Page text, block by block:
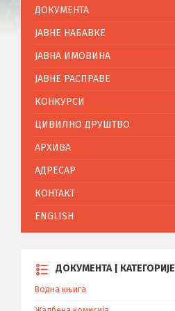
ДОКУМЕНТА
ЈАВНЕ НАБАВКЕ
ЈАВНА ИМОВИНА
ЈАВНЕ РАСПРАВЕ
КОНКУРСИ
ЦИВИЛНО ДРУШТВО
АРХИВА
АДРЕСАР
КОНТАКТ
ENGLISH
ДОКУМЕНТА | КАТЕГОРИЈЕ
Водна књига